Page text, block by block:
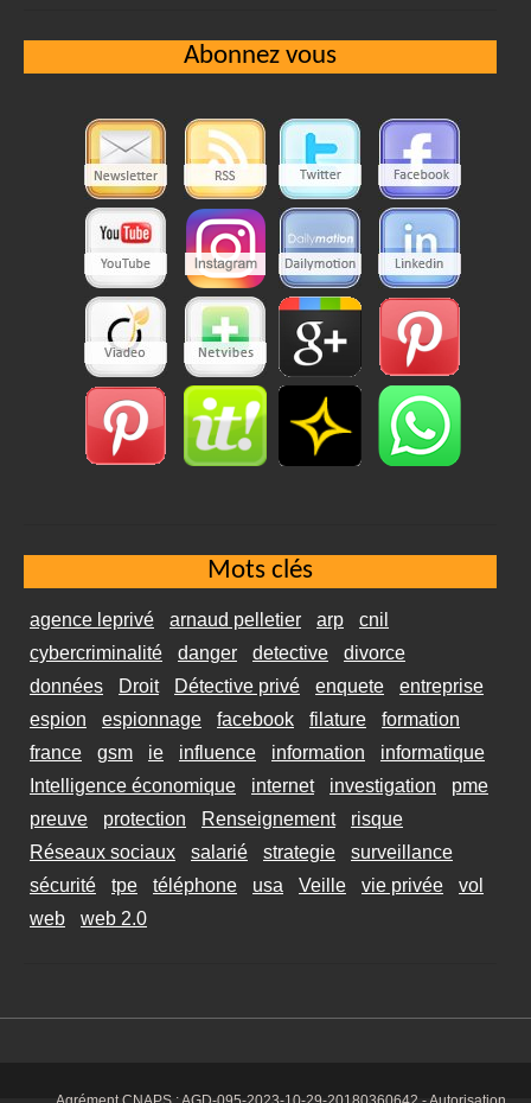
Abonnez vous
Mots clés
agence leprivé arnaud pelletier arp
cnil
cybercriminalité
danger detective
divorce
données
Droit Détective privé enquete
entreprise
espion
espionnage facebook filature
formation
france
gsm ie influence information
informatique
Intelligence économique
internet investigation
pme
preuve
protection Renseignement
risque
Réseaux sociaux
salarié strategie
surveillance
sécurité
tpe téléphone usa Veille vie privée
vol
web
web 2.0